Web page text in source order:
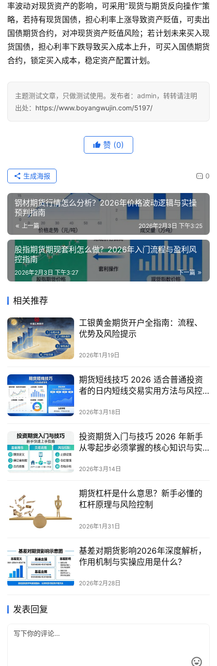
率波动对现货资产的影响，可采用“现货与期货反向操作”策
略，若持有现货国债，担心利率上涨导致资产贬值，可卖出
国债期货合约，对冲现货资产贬值风险；若计划未来买入现
货国债，担心利率下跌导致买入成本上升，可买入国债期货
合约，锁定买入成本，稳定资产配置计划。
主题测试文章，只做测试使用。发布者：admin，转转请注明
出处： https://www.boyangwujin.com/5197/
赞 (0)
0
生成海报
钢材期货行情怎么分析？2026年价格波动逻辑与实操
预判指南
上一篇 2026年2月3日 下午3:25
股指期货期现套利怎么做？2026年入门流程与盈利风
控指南
下一篇
2026年2月3日 下午3:27
相关推荐
工银黄金期货开户全指南：流程、
优势及风险提示
2026年1月19日
期货短线技巧 2026 适合普通投资
者的日内短线交易实用方法与风控
2026年3月18日
投资期货入门与技巧 2026 年新手
从零起步必须掌握的核心知识与实
2026年3月14日
期货杠杆是什么意思？新手必懂的
杠杆原理与风险控制
2026年1月31日
基差对期货影响2026年深度解析，
作用机制与实操应用是什么？
2026年2月28日
发表回复